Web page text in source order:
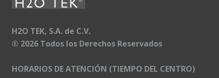
H2O TEK, S.A. de C.V.
® 2026 Todos los Derechos Reservados
HORARIOS DE ATENCIÓN (TIEMPO DEL CENTRO)